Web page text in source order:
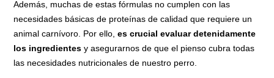
Además, muchas de estas fórmulas no cumplen con las
necesidades básicas de proteínas de calidad que requiere un
animal carnívoro. Por ello, es crucial evaluar detenidamente
los ingredientes y asegurarnos de que el pienso cubra todas
las necesidades nutricionales de nuestro perro.